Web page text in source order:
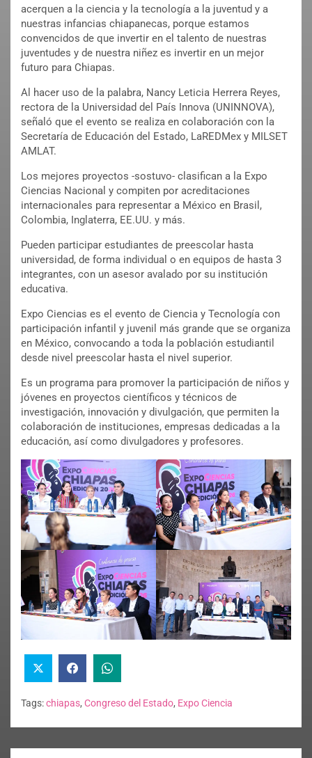
acerquen a la ciencia y la tecnología a la juventud y a
nuestras infancias chiapanecas, porque estamos
convencidos de que invertir en el talento de nuestras
juventudes y de nuestra niñez es invertir en un mejor
futuro para Chiapas.
Al hacer uso de la palabra, Nancy Leticia Herrera Reyes,
rectora de la Universidad del País Innova (UNINNOVA),
señaló que el evento se realiza en colaboración con la
Secretaría de Educación del Estado, LaREDMex y MILSET
AMLAT.
Los mejores proyectos -sostuvo- clasifican a la Expo
Ciencias Nacional y compiten por acreditaciones
internacionales para representar a México en Brasil,
Colombia, Inglaterra, EE.UU. y más.
Pueden participar estudiantes de preescolar hasta
universidad, de forma individual o en equipos de hasta 3
integrantes, con un asesor avalado por su institución
educativa.
Expo Ciencias es el evento de Ciencia y Tecnología con
participación infantil y juvenil más grande que se organiza
en México, convocando a toda la población estudiantil
desde nivel preescolar hasta el nivel superior.
Es un programa para promover la participación de niños y
jóvenes en proyectos científicos y técnicos de
investigación, innovación y divulgación, que permiten la
colaboración de instituciones, empresas dedicadas a la
educación, así como divulgadores y profesores.
Tags:chiapas, Congreso del Estado, Expo Ciencia